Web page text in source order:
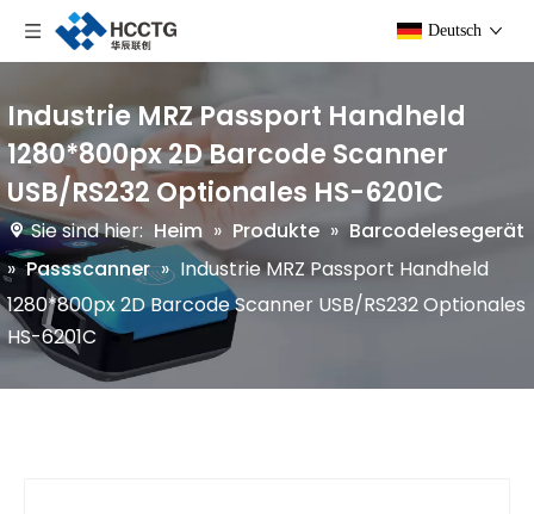
Deutsch
Industrie MRZ Passport Handheld
1280*800px 2D Barcode Scanner
USB/RS232 Optionales HS-6201C
Sie sind hier: Heim » Produkte » Barcodelesegerät
» Passscanner » Industrie MRZ Passport Handheld
1280*800px 2D Barcode Scanner USB/RS232 Optionales
HS-6201C